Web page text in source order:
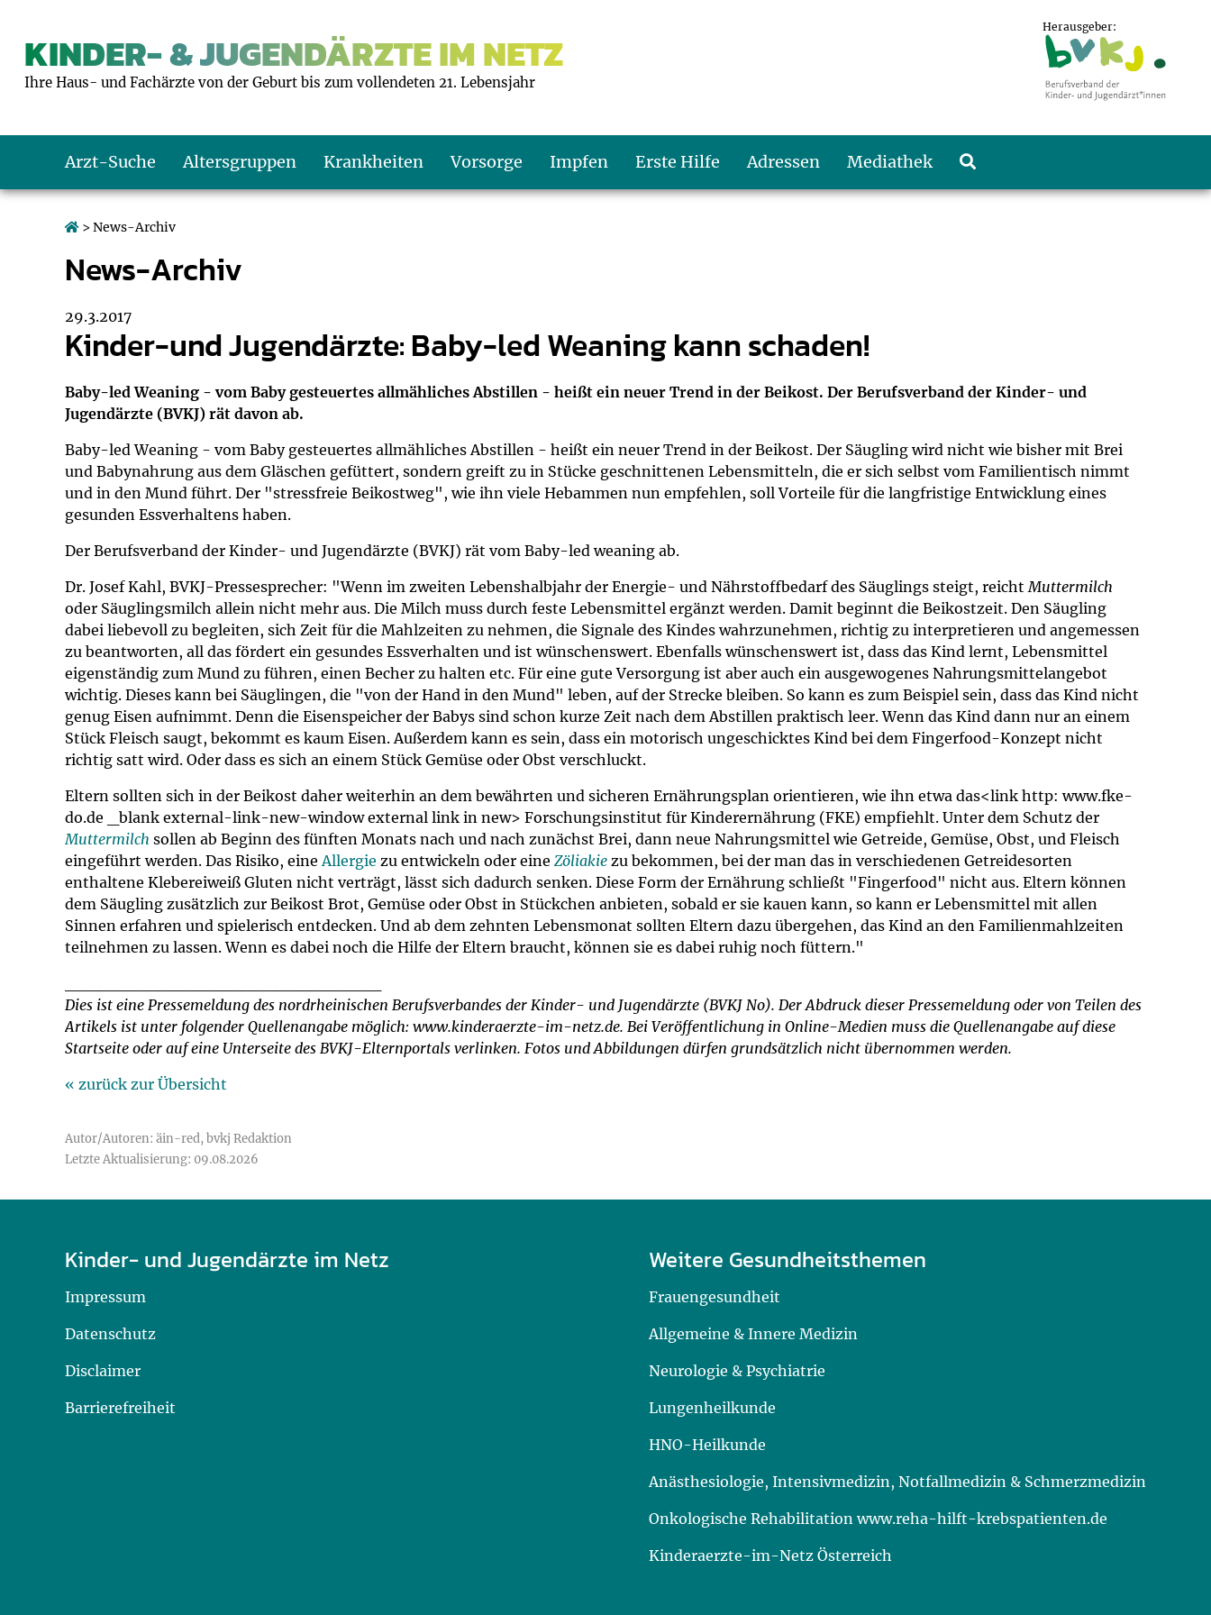
KINDER- & JUGENDÄRZTE IM NETZ
Ihre Haus- und Fachärzte von der Geburt bis zum vollendeten 21. Lebensjahr
Herausgeber:
Arzt-Suche Altersgruppen Krankheiten Vorsorge Impfen
Impfsicherheit
Häufige Fragen
Recht auf Impfung
Erste Hilfe
Notdienste
Adressen Mediathek
Empfehlungen zum Bildschirmmediengebrauch
Hörlexikon
Material zu den Vorsorgen
Broschüren und Informationsflyer
U0-Vorsorge
> News-Archiv
News-Archiv
29.3.2017
Kinder-und Jugendärzte: Baby-led Weaning kann schaden!
Baby-led Weaning - vom Baby gesteuertes allmähliches Abstillen - heißt ein neuer Trend in der Beikost. Der Berufsverband der Kinder- und
Jugendärzte (BVKJ) rät davon ab.
Baby-led Weaning - vom Baby gesteuertes allmähliches Abstillen - heißt ein neuer Trend in der Beikost. Der Säugling wird nicht wie bisher mit Brei
und Babynahrung aus dem Gläschen gefüttert, sondern greift zu in Stücke geschnittenen Lebensmitteln, die er sich selbst vom Familientisch nimmt
und in den Mund führt. Der "stressfreie Beikostweg", wie ihn viele Hebammen nun empfehlen, soll Vorteile für die langfristige Entwicklung eines
gesunden Essverhaltens haben.
Der Berufsverband der Kinder- und Jugendärzte (BVKJ) rät vom Baby-led weaning ab.
Dr. Josef Kahl, BVKJ-Pressesprecher: "Wenn im zweiten Lebenshalbjahr der Energie- und Nährstoffbedarf des Säuglings steigt, reichtMuttermilch
oder Säuglingsmilch allein nicht mehr aus. Die Milch muss durch feste Lebensmittel ergänzt werden. Damit beginnt die Beikostzeit. Den Säugling
dabei liebevoll zu begleiten, sich Zeit für die Mahlzeiten zu nehmen, die Signale des Kindes wahrzunehmen, richtig zu interpretieren und angemessen
zu beantworten, all das fördert ein gesundes Essverhalten und ist wünschenswert. Ebenfalls wünschenswert ist, dass das Kind lernt, Lebensmittel
eigenständig zum Mund zu führen, einen Becher zu halten etc. Für eine gute Versorgung ist aber auch ein ausgewogenes Nahrungsmittelangebot
wichtig. Dieses kann bei Säuglingen, die "von der Hand in den Mund" leben, auf der Strecke bleiben. So kann es zum Beispiel sein, dass das Kind nicht
genug Eisen aufnimmt. Denn die Eisenspeicher der Babys sind schon kurze Zeit nach dem Abstillen praktisch leer. Wenn das Kind dann nur an einem
Stück Fleisch saugt, bekommt es kaum Eisen. Außerdem kann es sein, dass ein motorisch ungeschicktes Kind bei dem Fingerfood-Konzept nicht
richtig satt wird. Oder dass es sich an einem Stück Gemüse oder Obst verschluckt.
Eltern sollten sich in der Beikost daher weiterhin an dem bewährten und sicheren Ernährungsplan orientieren, wie ihn etwa das<link http: www.fke-
do.de _blank external-link-new-window external link in new> Forschungsinstitut für Kinderernährung (FKE) empfiehlt. Unter dem Schutz der
Muttermilch sollen ab Beginn des fünften Monats nach und nach zunächst Brei, dann neue Nahrungsmittel wie Getreide, Gemüse, Obst, und Fleisch
eingeführt werden. Das Risiko, eineAllergie zu entwickeln oder eine Zöliakie zu bekommen, bei der man das in verschiedenen Getreidesorten
enthaltene Klebereiweiß Gluten nicht verträgt, lässt sich dadurch senken. Diese Form der Ernährung schließt "Fingerfood" nicht aus. Eltern können
dem Säugling zusätzlich zur Beikost Brot, Gemüse oder Obst in Stückchen anbieten, sobald er sie kauen kann, so kann er Lebensmittel mit allen
Sinnen erfahren und spielerisch entdecken. Und ab dem zehnten Lebensmonat sollten Eltern dazu übergehen, das Kind an den Familienmahlzeiten
teilnehmen zu lassen. Wenn es dabei noch die Hilfe der Eltern braucht, können sie es dabei ruhig noch füttern."
Dies ist eine Pressemeldung des nordrheinischen Berufsverbandes der Kinder- und Jugendärzte (BVKJ No). Der Abdruck dieser Pressemeldung oder von Teilen des
Artikels ist unter folgender Quellenangabe möglich: www.kinderaerzte-im-netz.de. Bei Veröffentlichung in Online-Medien muss die Quellenangabe auf diese
Startseite oder auf eine Unterseite des BVKJ-Elternportals verlinken. Fotos und Abbildungen dürfen grundsätzlich nicht übernommen werden.
« zurück zur Übersicht
Autor/Autoren: äin-red, bvkj Redaktion
Letzte Aktualisierung: 09.08.2026
Kinder- und Jugendärzte im Netz
Impressum
Datenschutz
Disclaimer
Barrierefreiheit
Weitere Gesundheitsthemen
Frauengesundheit
Allgemeine & Innere Medizin
Neurologie & Psychiatrie
Lungenheilkunde
HNO-Heilkunde
Anästhesiologie, Intensivmedizin, Notfallmedizin & Schmerzmedizin
Onkologische Rehabilitation www.reha-hilft-krebspatienten.de
Kinderaerzte-im-Netz Österreich